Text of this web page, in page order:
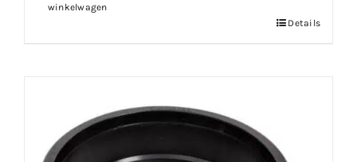
winkelwagen
Details